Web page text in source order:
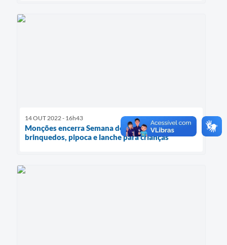
14 OUT 2022 - 16h43
Monções encerra Semana do Bebê com
brinquedos, pipoca e lanche para crianças